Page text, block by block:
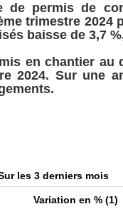
permis de
trimestre
baisse de 3,7
en chantier au
2024. Sur une
les 3 derniers mois
Variation en % (1)